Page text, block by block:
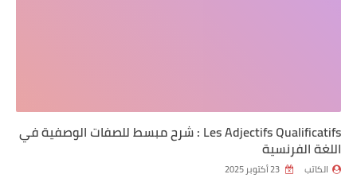
Les Adjectifs Qualificatifs : شرح مبسط للصفات الوصفية في
اللغة الفرنسية
الكاتب